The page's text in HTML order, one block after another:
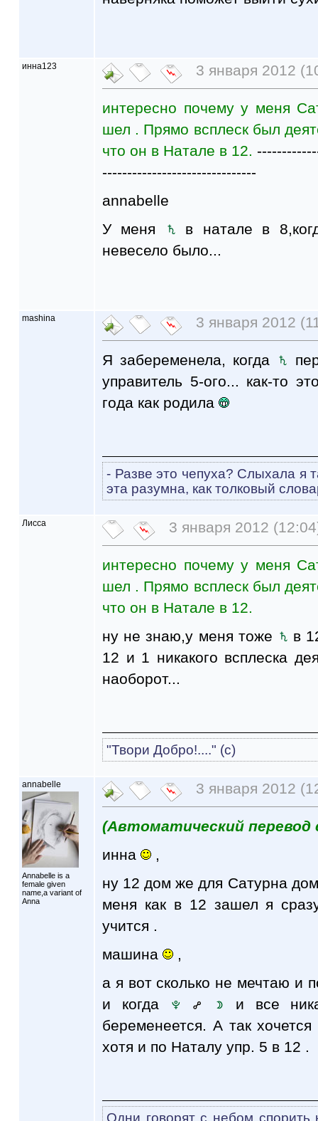
инна123 3 января 2012
интересно почему у меня
шел . Прямо всплеск был
что он в Натале в 12.
-------------------------------
annabelle
У меня
в натале в
невесело было...
mashina 3 января 2012
Я забеременела, когда
управитель 5-ого... как-то
года как родила
- Разве это чепуха? Слыхала я
эта разумна, как толковый
Лисса 3 января 2012
интересно почему у меня
шел . Прямо всплеск был
что он в Натале в 12.
ну не знаю,у меня тоже
в
12 и 1 никакого всплеска
наоборот...
"Твори Добро!...." (с)
annabelle
Annabelle is a
female given
name,a variant of
Anna
3 января 2012
(Автоматический перевод
инна
,
ну 12 дом же для Сатурна
меня как в 12 зашел я
учится .
машина
,
а я вот сколько не мечтаю и
и когда
и все
беременеется. А так хочется
хотя и по Наталу упр. 5 в 12 .
Одни говорят с небом спорить